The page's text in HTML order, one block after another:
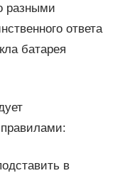
разными
ответа
батарея
в